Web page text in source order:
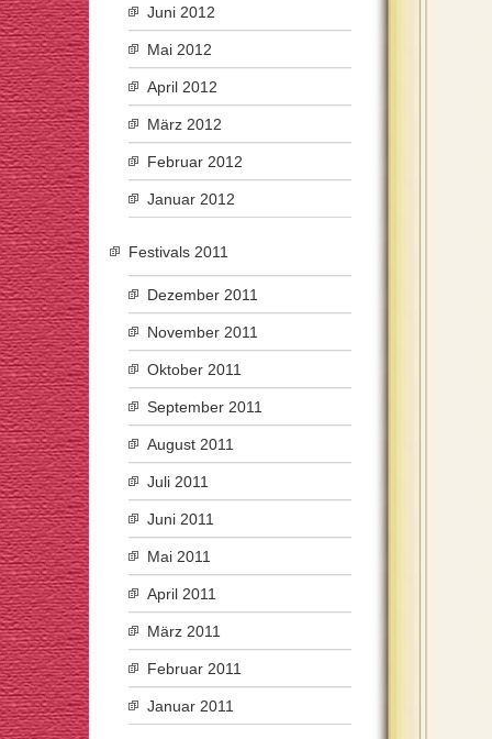
Juni 2012
Mai 2012
April 2012
März 2012
Februar 2012
Januar 2012
Festivals 2011
Dezember 2011
November 2011
Oktober 2011
September 2011
August 2011
Juli 2011
Juni 2011
Mai 2011
April 2011
März 2011
Februar 2011
Januar 2011